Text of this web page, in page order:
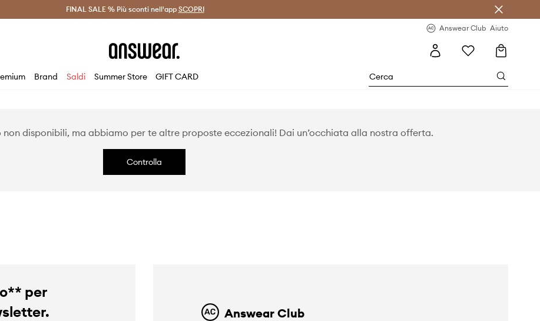
con Answear Club > Spedizione entro 24 ore >
FINAL SALE % Più sconti nell'app SCOPRI
Answear Club Aiuto
Brand Saldi Summer Store GIFT CARD
disponibili, ma abbiamo per te altre proposte eccezionali! Dai un’occhiata alla nostra offerta.
Controlla
per
Answear Club